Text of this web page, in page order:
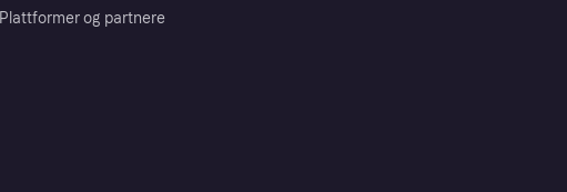
Plattformer og partnere